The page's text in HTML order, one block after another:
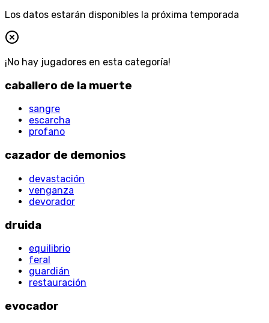
Los datos estarán disponibles la próxima temporada
¡No hay jugadores en esta categoría!
caballero de la muerte
sangre
escarcha
profano
cazador de demonios
devastación
venganza
devorador
druida
equilibrio
feral
guardián
restauración
evocador